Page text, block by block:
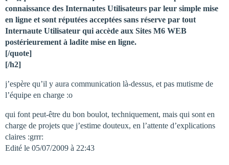
connaissance des Internautes Utilisateurs par leur simple mise
en ligne et sont réputées acceptées sans réserve par tout
Internaute Utilisateur qui accède aux Sites M6 WEB
postérieurement à ladite mise en ligne.
[/quote]
[/h2]
j’espère qu’il y aura communication là-dessus, et pas mutisme de
l’équipe en charge :o
qui font peut-être du bon boulot, techniquement, mais qui sont en
charge de projets que j’estime douteux, en l’attente d’explications
claires :grrr:
Edité le 05/07/2009 à 22:43